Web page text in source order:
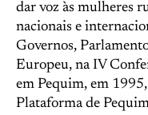
dar voz às mulheres
nacionais e
Governos,
Europeu, na IV
em Pequim, em
Plataforma de